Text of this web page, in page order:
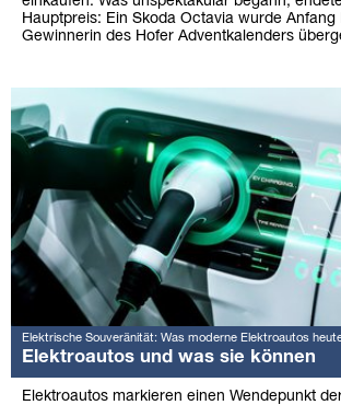
Hauptpreis: Ein Skoda Octavia wurde Anfang
Gewinnerin des Hofer Adventkalenders
Elektrische Souveränität: Was moderne Elektroautos
Elektroautos und was sie können
Elektroautos markieren einen Wendepunkt